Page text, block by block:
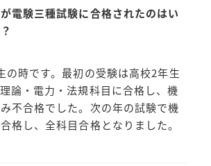
電験三種試験に合格されたのはい
の時です。最初の受験は高校2年生
論・電力・法規科目に合格し、機
不合格でした。次の年の試験で機
格し、全科目合格となりました。